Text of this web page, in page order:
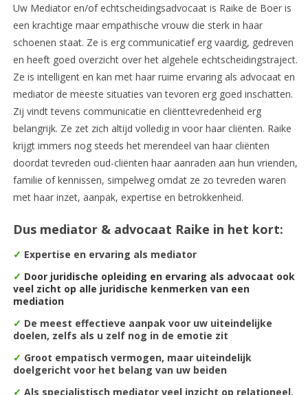
Uw Mediator en/of echtscheidingsadvocaat is Raike de Boer is
een krachtige maar empathische vrouw die sterk in haar
schoenen staat. Ze is erg communicatief erg vaardig, gedreven
en heeft goed overzicht over het algehele echtscheidingstraject.
Ze is intelligent en kan met haar ruime ervaring als advocaat en
mediator de meeste situaties van tevoren erg goed inschatten.
Zij vindt tevens communicatie en cliënttevredenheid erg
belangrijk. Ze zet zich altijd volledig in voor haar cliënten. Raike
krijgt immers nog steeds het merendeel van haar cliënten
doordat tevreden oud-cliënten haar aanraden aan hun vrienden,
familie of kennissen, simpelweg omdat ze zo tevreden waren
met haar inzet, aanpak, expertise en betrokkenheid.
Dus mediator & advocaat Raike in het kort:
✓ Expertise en ervaring als mediator
✓ Door juridische opleiding en ervaring als advocaat ook
veel zicht op alle juridische kenmerken van een
mediation
✓ De meest effectieve aanpak voor uw uiteindelijke
doelen, zelfs als u zelf nog in de emotie zit
✓ Groot empatisch vermogen, maar uiteindelijk
doelgericht voor het belang van uw beiden
✓ Als specialistisch mediator veel inzicht op relationeel,